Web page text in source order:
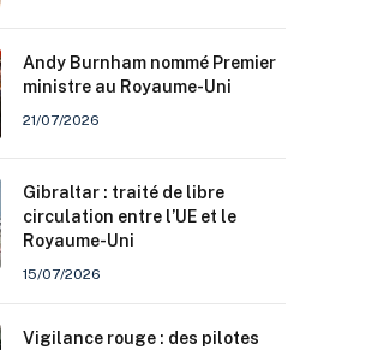
Andy Burnham nommé Premier
ministre au Royaume-Uni
21/07/2026
Gibraltar : traité de libre
circulation entre l’UE et le
Royaume-Uni
15/07/2026
Vigilance rouge : des pilotes